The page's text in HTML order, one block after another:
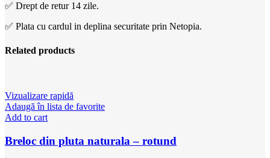
✅ Drept de retur 14 zile.
✅ Plata cu cardul in deplina securitate prin Netopia.
Related products
Vizualizare rapidă
Adaugă în lista de favorite
Add to cart
Breloc din pluta naturala – rotund